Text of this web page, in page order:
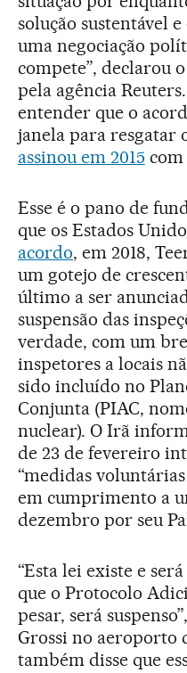
solução sustentável
uma negociação
compete”, declarou
pela agência
entender que o
janela para resgatar
assinou em 2015 com
Esse é o pano de
que os Estados
acordo, em 2018,
um gotejo de
último a ser
suspensão das
verdade, com um
inspetores a locais
sido incluído no
Conjunta (PIAC,
nuclear). O Irã
de 23 de fevereiro
“medidas
em cumprimento a
dezembro por seu
“Esta lei existe e
que o Protocolo
pesar, será
Grossi no aeroporto
também disse que